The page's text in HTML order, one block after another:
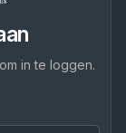
in te loggen.